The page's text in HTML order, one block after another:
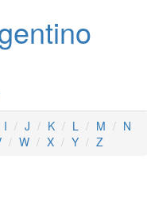
I J K L M
N
W X Y Z